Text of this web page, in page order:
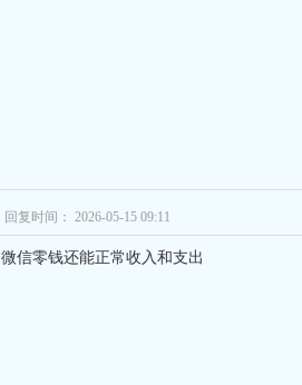
回复时间： 2026-05-15 09:11
微信零钱还能正常收入和支出